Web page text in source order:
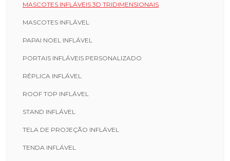
MASCOTES INFLÁVEIS 3D TRIDIMENSIONAIS
MASCOTES INFLÁVEL
PAPAI NOEL INFLÁVEL
PORTAIS INFLÁVEIS PERSONALIZADO
RÉPLICA INFLÁVEL
ROOF TOP INFLÁVEL
STAND INFLÁVEL
TELA DE PROJEÇÃO INFLÁVEL
TENDA INFLÁVEL